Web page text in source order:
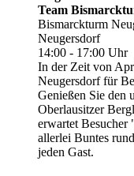
Team
Bismarckturm
Neugersdorf
14:00 - 17:00 Uhr
In der Zeit von
Neugersdorf für
Genießen Sie den
Oberlausitzer
erwartet Besucher
allerlei Buntes
jeden Gast.